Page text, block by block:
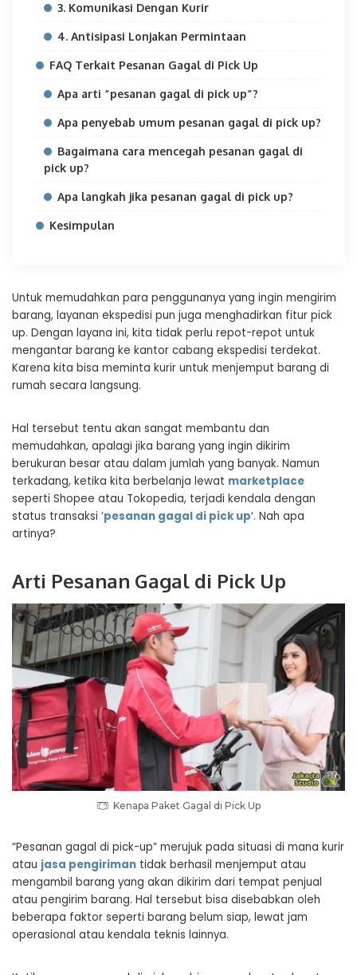
3. Komunikasi Dengan Kurir
4. Antisipasi Lonjakan Permintaan
FAQ Terkait Pesanan Gagal di Pick Up
Apa arti “pesanan gagal di pick up”?
Apa penyebab umum pesanan gagal di pick up?
Bagaimana cara mencegah pesanan gagal di
pick up?
Apa langkah jika pesanan gagal di pick up?
Kesimpulan
Untuk memudahkan para penggunanya yang ingin mengirim
barang, layanan ekspedisi pun juga menghadirkan fitur pick
up. Dengan layana ini, kita tidak perlu repot-repot untuk
mengantar barang ke kantor cabang ekspedisi terdekat.
Karena kita bisa meminta kurir untuk menjemput barang di
rumah secara langsung.
Hal tersebut tentu akan sangat membantu dan
memudahkan, apalagi jika barang yang ingin dikirim
berukuran besar atau dalam jumlah yang banyak. Namun
terkadang, ketika kita berbelanja lewat marketplace
seperti Shopee atau Tokopedia, terjadi kendala dengan
status transaksi ‘pesanan gagal di pick up‘. Nah apa
artinya?
Arti Pesanan Gagal di Pick Up
Kenapa Paket Gagal di Pick Up
“Pesanan gagal di pick-up” merujuk pada situasi di mana kurir
atau jasa pengiriman tidak berhasil menjemput atau
mengambil barang yang akan dikirim dari tempat penjual
atau pengirim barang. Hal tersebut bisa disebabkan oleh
beberapa faktor seperti barang belum siap, lewat jam
operasional atau kendala teknis lainnya.